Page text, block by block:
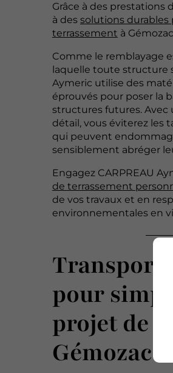
Grâce à des prestations
à des solutions durables
terrassement à
Comme le remblayage
laquelle toute structure
Aymeric utilise des
éprouvés pour poser la
structures futures.
détail, vous éviterez les
qui peuvent
sensiblement abréger
Engagez CARPREAU
de terrassement
de vos travaux et en
environnementales en
Transport
pour
projet de
Gémozac